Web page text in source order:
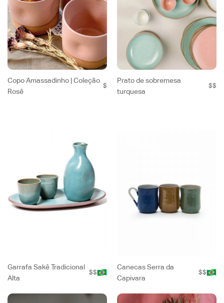
Copo Amassadinho | Coleção
Rosê
$
Prato de sobremesa
turquesa
$$
Garrafa Sakê Tradicional
Alta
$$
Canecas Serra da
Capivara
$$